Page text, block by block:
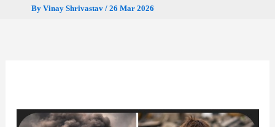
By Vinay Shrivastav / 26 Mar 2026